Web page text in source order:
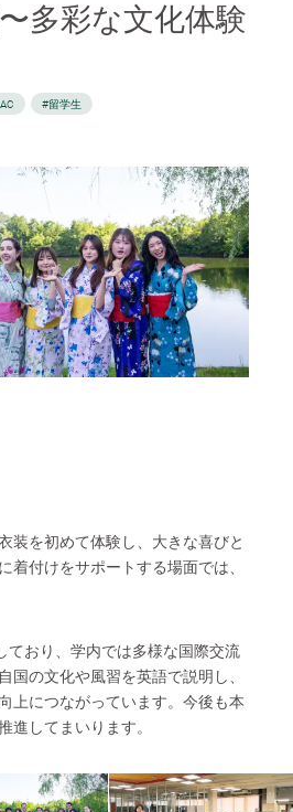
多彩な文化体験
#留学生
装を初めて体験し、大きな喜びと
着付けをサポートする場面では、
ており、学内では多様な国際交流
の文化や風習を英語で説明し、
上につながっています。今後も本
進してまいります。